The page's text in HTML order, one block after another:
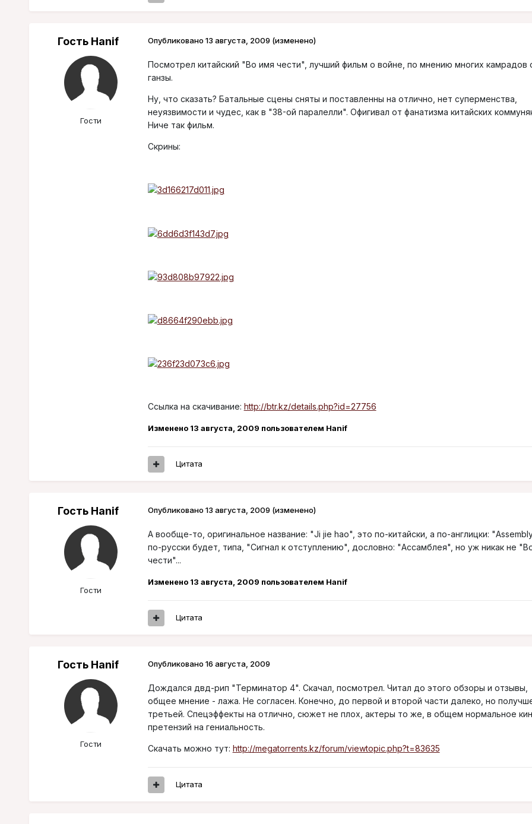
Гость Hanif
Гости
Опубликовано 13 августа, 2009 (изменено)
Посмотрел китайский "Во имя чести", лучший фильм о войне, по мнению многих камрадов
ганзы.
Ну, что сказать? Батальные сцены сняты и поставленны на отлично, нет суперменства,
неуязвимости и чудес, как в "38-ой паралелли". Офигивал от фанатизма китайских
Ниче так фильм.
Скрины:
Ссылка на скачивание: http://btr.kz/details.php?id=27756
Изменено 13 августа, 2009 пользователем Hanif
Цитата
Гость Hanif
Гости
Опубликовано 13 августа, 2009 (изменено)
А вообще-то, оригинальное название: "Ji jie hao", это по-китайски, а по-англицки:
по-русски будет, типа, "Сигнал к отступлению", дословно: "Ассамблея", но уж никак не
чести"...
Изменено 13 августа, 2009 пользователем Hanif
Цитата
Гость Hanif
Гости
Опубликовано 16 августа, 2009
Дождался двд-рип "Терминатор 4". Скачал, посмотрел. Читал до этого обзоры и отзывы,
общее мнение - лажа. Не согласен. Конечно, до первой и второй части далеко, но
третьей. Спецэффекты на отлично, сюжет не плох, актеры то же, в общем нормальное
претензий на гениальность.
Скачать можно тут: http://megatorrents.kz/forum/viewtopic.php?t=83635
Цитата